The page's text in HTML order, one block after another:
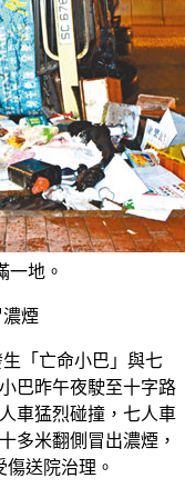
一地。
煙
「亡命小巴」與七
巴昨午夜駛至十字路
車猛烈碰撞，七人車
多米翻側冒出濃煙，
送院治理。